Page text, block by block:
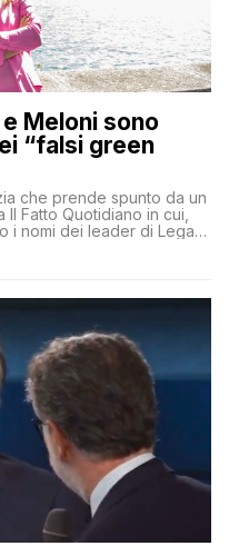
Meloni sono
“falsi green
che prende spunto da un
Fatto Quotidiano in cui,
i nomi dei leader di Lega e